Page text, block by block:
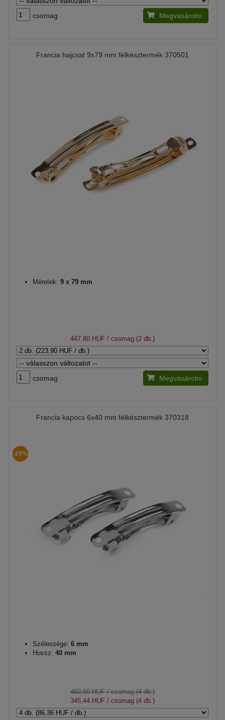
csomag Megvásárolni
Francia hajcsat 9x79 mm félkésztermék 370501
Méretek: 9 x 79 mm
447,80 HUF / csomag (2 db.)
csomag Megvásárolni
Francia kapocs 6x40 mm félkésztermék 370318
-25%
Szélessége: 6 mm
Hossz: 40 mm
460,60 HUF/ csomag (4 db.)
345,44 HUF / csomag (4 db.)